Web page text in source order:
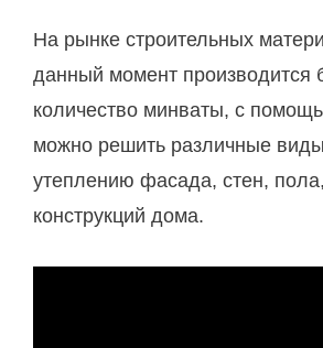
На рынке строительных
данный момент производится
количество минваты, с
можно решить различные
утеплению фасада, стен,
конструкций дома.